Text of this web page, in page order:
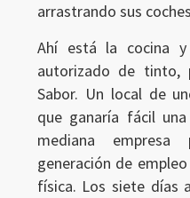
arrastrando sus
Ahí está la cocina
autorizado de tinto,
Sabor. Un local de
que ganaría fácil
mediana
generación de
física. Los siete días